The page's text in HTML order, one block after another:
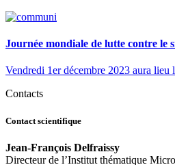
Journée mondiale de lutte contre le
Vendredi 1er décembre 2023 aura
Contacts
Contact scientifique
Jean-François Delfraissy
Directeur de l’Institut thématique